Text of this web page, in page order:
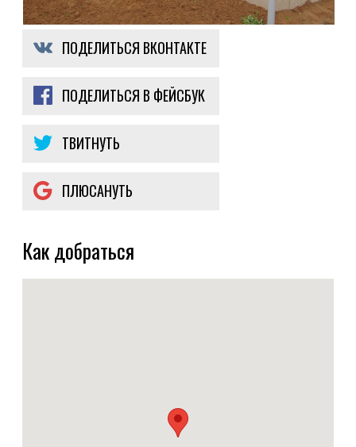
ПОДЕЛИТЬСЯ ВКОНТАКТЕ
ПОДЕЛИТЬСЯ В ФЕЙСБУК
ТВИТНУТЬ
ПЛЮСАНУТЬ
Как добраться